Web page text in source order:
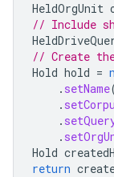
HeldOrgUnit
// Include
// Create
Hold hold =
. setName
.
.
.
Hold
return